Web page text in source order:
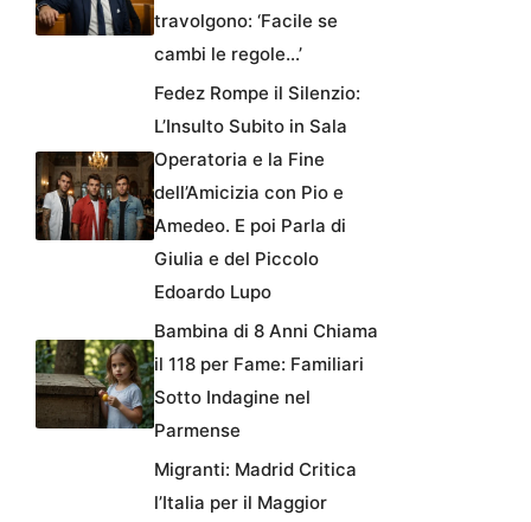
travolgono: ‘Facile se
cambi le regole…’
Fedez Rompe il Silenzio:
L’Insulto Subito in Sala
Operatoria e la Fine
dell’Amicizia con Pio e
Amedeo. E poi Parla di
Giulia e del Piccolo
Edoardo Lupo
Bambina di 8 Anni Chiama
il 118 per Fame: Familiari
Sotto Indagine nel
Parmense
Migranti: Madrid Critica
l’Italia per il Maggior